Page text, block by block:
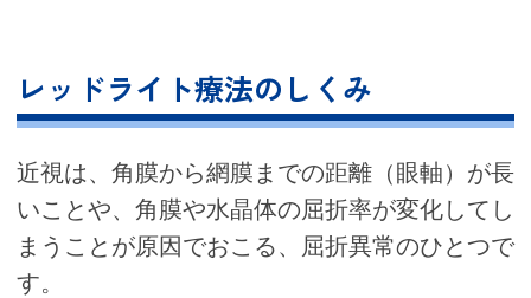
レッドライト療法のしくみ
近視は、角膜から網膜までの距離（眼軸）が長
いことや、角膜や水晶体の屈折率が変化してし
まうことが原因でおこる、屈折異常のひとつで
す。